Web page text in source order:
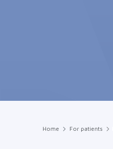
Home For patients